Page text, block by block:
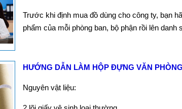
Trước khi định mua đồ dùng cho công ty, bạn
phẩm của mỗi phòng ban, bộ phận rồi lên
HƯỚNG DẪN LÀM HỘP ĐỰNG VĂN
Nguyên vật liệu: